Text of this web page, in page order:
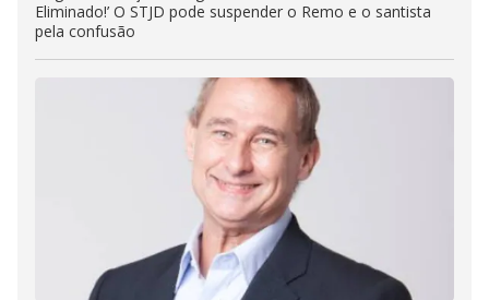
Eliminado!’ O STJD pode suspender o Remo e o santista
pela confusão